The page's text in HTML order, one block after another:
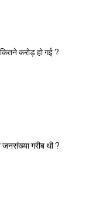
करोड़ हो गई ?
गरीब थी ?